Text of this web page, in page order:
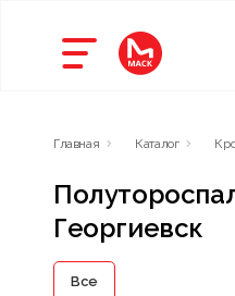
Главная Каталог
Георгиевск
Все